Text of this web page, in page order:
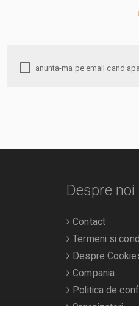
Despre noi
Contact
Termeni si
Despre
Compania
Politica de
Organizatori